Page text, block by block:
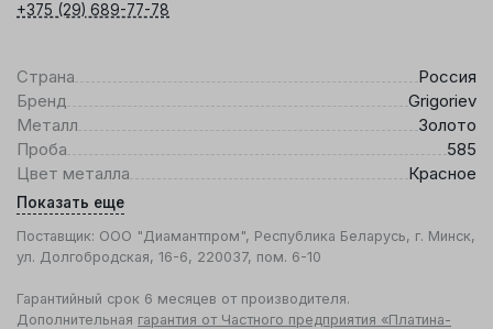
+375 (29) 689-77-78
Страна
Россия
Бренд
Grigoriev
Металл
Золото
Проба
585
Цвет металла
Красное
Показать еще
Поставщик: ООО "Диамантпром", Республика Беларусь, г. Минск,
ул. Долгобродская, 16-6, 220037, пом. 6-10
Гарантийный срок 6 месяцев от производителя.
Дополнительная гарантия от Частного предприятия «Платина-